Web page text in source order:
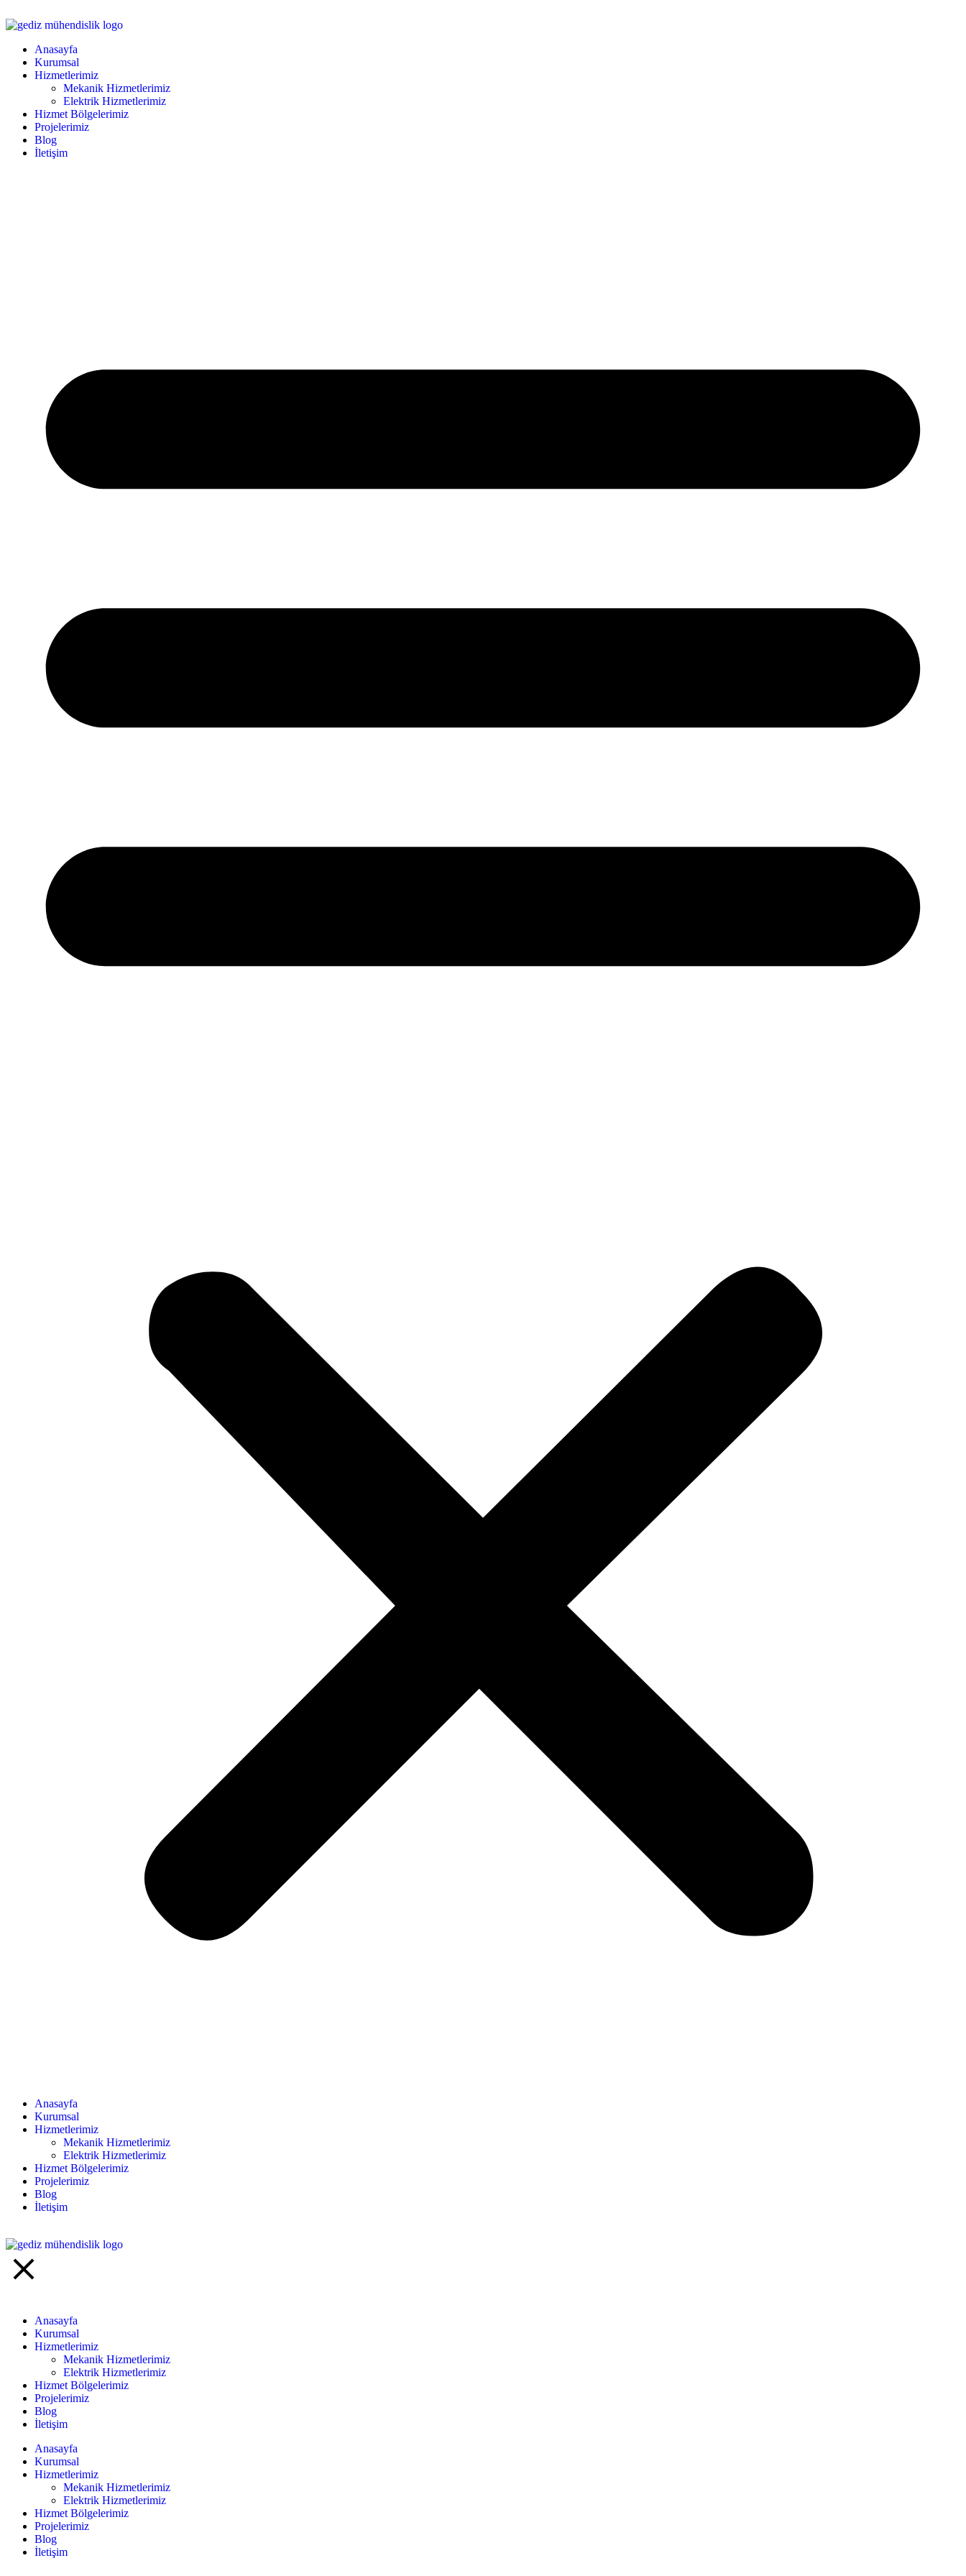
Anasayfa
Kurumsal
Hizmetlerimiz
Mekanik Hizmetlerimiz
Elektrik Hizmetlerimiz
Hizmet Bölgelerimiz
Projelerimiz
Blog
İletişim
Anasayfa
Kurumsal
Hizmetlerimiz
Mekanik Hizmetlerimiz
Elektrik Hizmetlerimiz
Hizmet Bölgelerimiz
Projelerimiz
Blog
İletişim
Anasayfa
Kurumsal
Hizmetlerimiz
Mekanik Hizmetlerimiz
Elektrik Hizmetlerimiz
Hizmet Bölgelerimiz
Projelerimiz
Blog
İletişim
Anasayfa
Kurumsal
Hizmetlerimiz
Mekanik Hizmetlerimiz
Elektrik Hizmetlerimiz
Hizmet Bölgelerimiz
Projelerimiz
Blog
İletişim